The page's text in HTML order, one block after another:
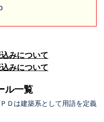
みについて
みについて
ル一覧
Ｄは建築系として用語を定義